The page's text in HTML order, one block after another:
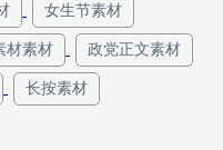
女生节素材
材素材 政党正文素材
长按素材